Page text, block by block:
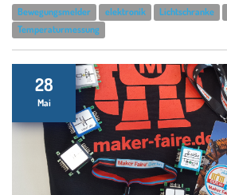
Bewegungsmelder elektronik Lichtschranke
Temperaturmessung
28
Mai